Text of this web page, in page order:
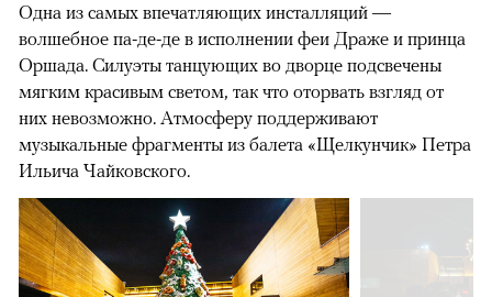
Одна из самых впечатляющих инсталляций —
волшебное па-де-де в исполнении феи Драже и принца
Оршада. Силуэты танцующих во дворце подсвечены
мягким красивым светом, так что оторвать взгляд от
них невозможно. Атмосферу поддерживают
музыкальные фрагменты из балета «Щелкунчик» Петра
Ильича Чайковского.